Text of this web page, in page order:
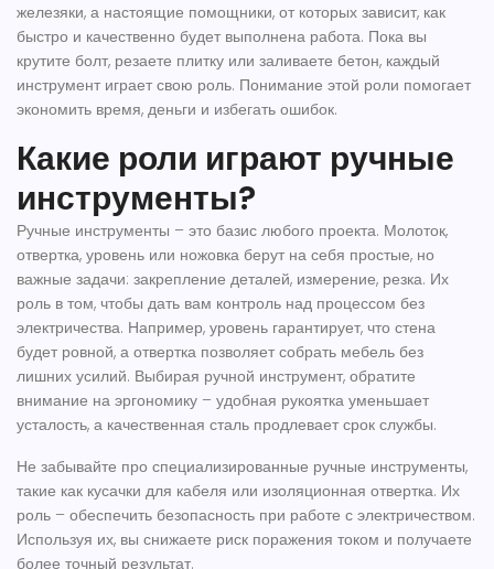
железяки, а настоящие помощники, от которых зависит, как
быстро и качественно будет выполнена работа. Пока вы
крутите болт, резаете плитку или заливаете бетон, каждый
инструмент играет свою роль. Понимание этой роли помогает
экономить время, деньги и избегать ошибок.
Какие роли играют ручные
инструменты?
Ручные инструменты – это базис любого проекта. Молоток,
отвертка, уровень или ножовка берут на себя простые, но
важные задачи: закрепление деталей, измерение, резка. Их
роль в том, чтобы дать вам контроль над процессом без
электричества. Например, уровень гарантирует, что стена
будет ровной, а отвертка позволяет собрать мебель без
лишних усилий. Выбирая ручной инструмент, обратите
внимание на эргономику – удобная рукоятка уменьшает
усталость, а качественная сталь продлевает срок службы.
Не забывайте про специализированные ручные инструменты,
такие как кусачки для кабеля или изоляционная отвертка. Их
роль – обеспечить безопасность при работе с электричеством.
Используя их, вы снижаете риск поражения током и получаете
более точный результат.